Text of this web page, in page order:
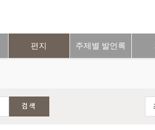
편지 주제별 발언록
검색